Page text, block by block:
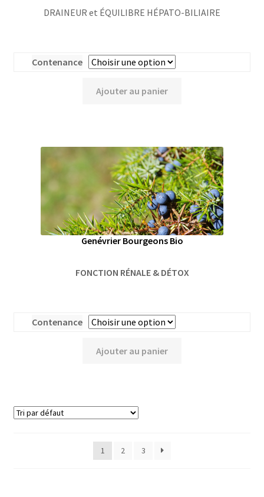
DRAINEUR et ÉQUILIBRE HÉPATO-BILIAIRE
Contenance
Ajouter au panier
Genévrier Bourgeons Bio
FONCTION RÉNALE & DÉTOX
Contenance
Ajouter au panier
1 2 3